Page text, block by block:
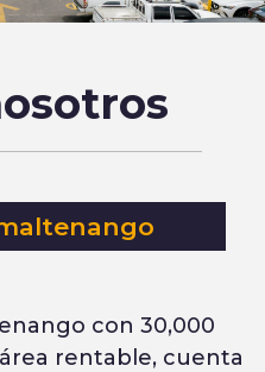
con 30,000
rentable, cuenta